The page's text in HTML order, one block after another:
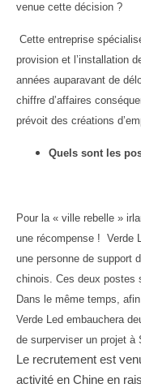
venue cette décision ?
Cette entreprise
provision et l’installation
années auparavant de
chiffre d’affaires
prévoit des créations
Quels sont les
Pour la « ville rebelle »
une récompense ! Verde
une personne de support
chinois. Ces deux postes
Dans le même temps,
Verde Led embauchera
de surperviser un projet à
Le recrutement est
activité en Chine en